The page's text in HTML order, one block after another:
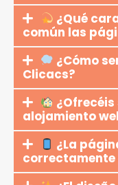
¿Qué
común las
¿Cómo
Clicacs?
alojamiento
¿La
correctamente